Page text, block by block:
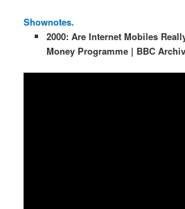
Shownotes.
2000: Are Internet Mobiles
Money Programme | BBC